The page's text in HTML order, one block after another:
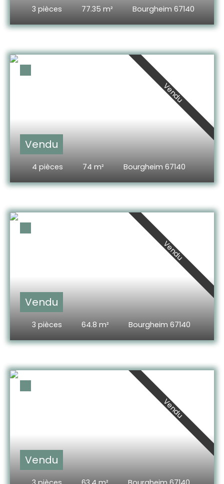
3 pièces 77.35 m² Bourgheim 67140
Vendu
4 pièces 74 m² Bourgheim 67140
Vendu
Vendu
3 pièces 64.8 m² Bourgheim 67140
Vendu
Vendu
Vendu